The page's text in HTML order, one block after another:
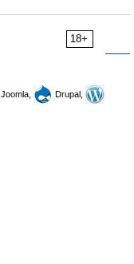
18+
Joomla,
Drupal,